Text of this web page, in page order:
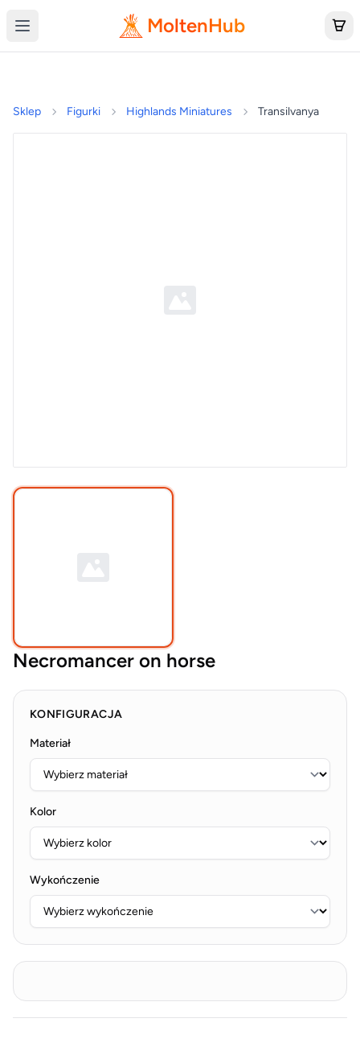
MoltenHub
Sklep Figurki Highlands Miniatures Transilvanya
Necromancer on horse
KONFIGURACJA
Materiał
Kolor
Wykończenie